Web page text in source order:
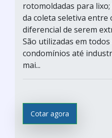
rotomoldadas para lixo;
da coleta seletiva entre
diferencial de serem
São utilizadas em
condomínios até
mai...
Cotar agora